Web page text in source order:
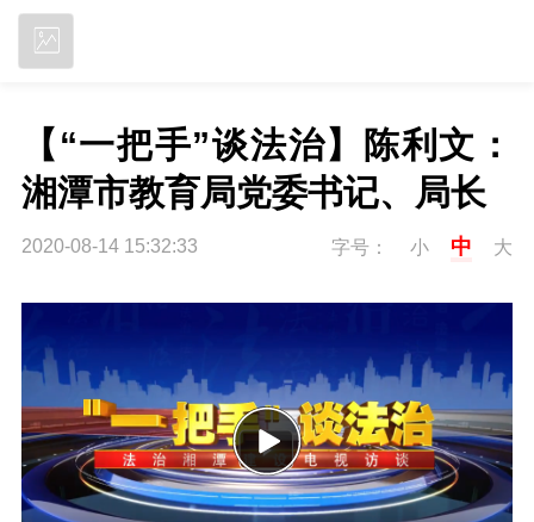
【“一把手”谈法治】陈利文：
湘潭市教育局党委书记、局长
2020-08-14 15:32:33 字号： 小 中 大
P